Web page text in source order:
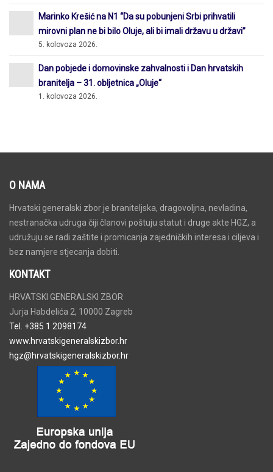
Marinko Krešić na N1 “Da su pobunjeni Srbi prihvatili
mirovni plan ne bi bilo Oluje, ali bi imali državu u državi”
5. kolovoza 2026.
Dan pobjede i domovinske zahvalnosti i Dan hrvatskih
branitelja – 31. obljetnica „Oluje“
1. kolovoza 2026.
O NAMA
Hrvatski generalski zbor je braniteljska, dragovoljna, nevladina,
nestranačka udruga čiji članovi poštuju statut i druge akte HGZ, a
udružuju se radi zaštite i promicanja zajedničkih interesa i ciljeva i
bez namjere stjecanja dobiti.
KONTAKT
HRVATSKI GENERALSKI ZBOR
Jurja Habdelića 2, 10000 Zagreb
Tel. +385 1 2098174
www.hrvatskigeneralskizbor.hr
hgz@hrvatskigeneralskizbor.hr